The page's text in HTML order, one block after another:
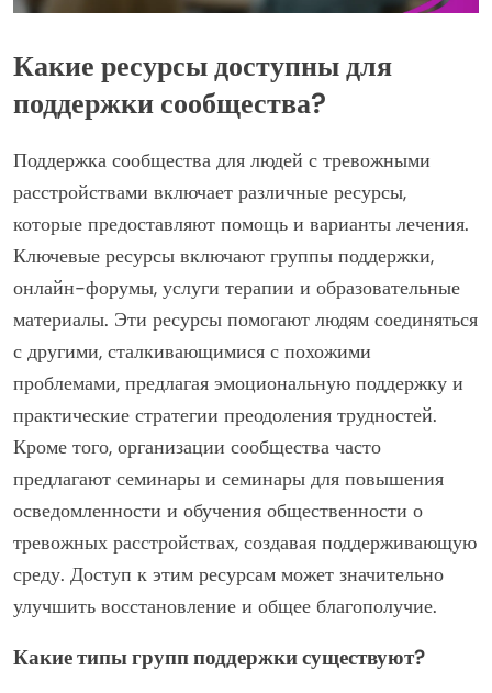
Какие ресурсы доступны для
поддержки сообщества?
Поддержка сообщества для людей с тревожными
расстройствами включает различные ресурсы,
которые предоставляют помощь и варианты лечения.
Ключевые ресурсы включают группы поддержки,
онлайн-форумы, услуги терапии и образовательные
материалы. Эти ресурсы помогают людям соединяться
с другими, сталкивающимися с похожими
проблемами, предлагая эмоциональную поддержку и
практические стратегии преодоления трудностей.
Кроме того, организации сообщества часто
предлагают семинары и семинары для повышения
осведомленности и обучения общественности о
тревожных расстройствах, создавая поддерживающую
среду. Доступ к этим ресурсам может значительно
улучшить восстановление и общее благополучие.
Какие типы групп поддержки существуют?